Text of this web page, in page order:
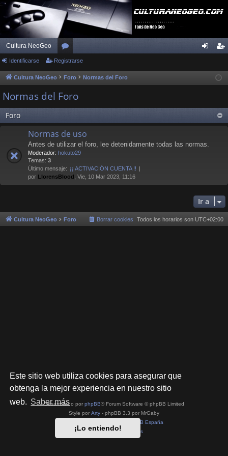
Este sitio web utiliza cookies para asegurar que
obtenga la mejor experiencia en nuestro sitio
web. Saber más
¡Lo entiendo!
Cultura NeoGeo
or
os
ar
se
ist
rs
e
Identificarse Registrarse
Cultura NeoGeo Foro Normas del Foro
Normas del Foro
Foro
Normas de uso
Antes de utilizar el foro, lee detenidamente todas las normas.
Moderador: hokuto29
Temas: 3
Último mensaje: ¡¡ ACTIVACIÓN CUENTA !!
por LlorensBlood , Vie, 10 Mar 2023, 11:16
Ir a
Cultura NeoGeo Foro Todos los horarios son UTC+02:00
Borrar cookies
Desarrollado por phpBB® Forum Software © phpBB Limited
Style por Arty - phpBB 3.3 por MrGaby
phpBB España
Privacidad|Condiciones